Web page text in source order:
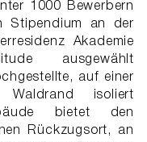
1000 Bewerbern
Stipendium an der
Akademie
ausgewählt
auf einer
isoliert
bietet den
Rückzugsort, an